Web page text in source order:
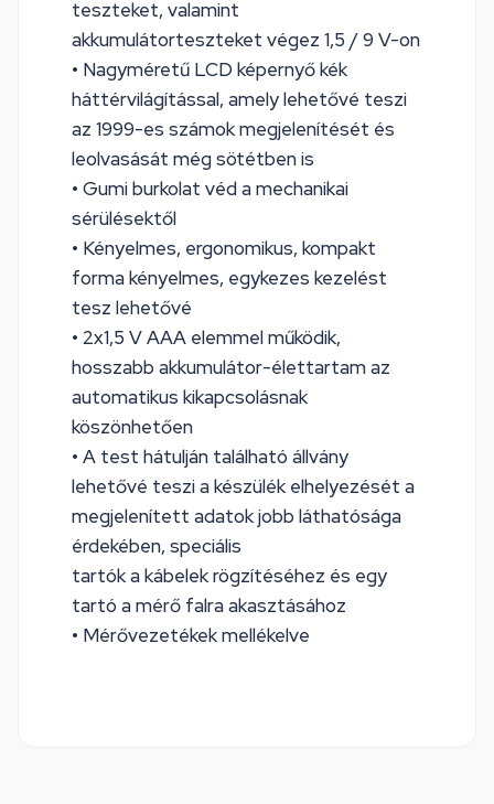
teszteket, valamint
akkumulátorteszteket végez 1,5 / 9 V-on
• Nagyméretű LCD képernyő kék
háttérvilágítással, amely lehetővé teszi
az 1999-es számok megjelenítését és
leolvasását még sötétben is
• Gumi burkolat véd a mechanikai
sérülésektől
• Kényelmes, ergonomikus, kompakt
forma kényelmes, egykezes kezelést
tesz lehetővé
• 2x1,5 V AAA elemmel működik,
hosszabb akkumulátor-élettartam az
automatikus kikapcsolásnak
köszönhetően
• A test hátulján található állvány
lehetővé teszi a készülék elhelyezését a
megjelenített adatok jobb láthatósága
érdekében, speciális
tartók a kábelek rögzítéséhez és egy
tartó a mérő falra akasztásához
• Mérővezetékek mellékelve